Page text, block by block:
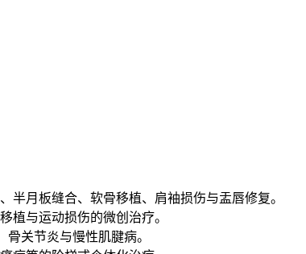
半月板缝合、软骨移植、肩袖损伤与盂唇修复。
植与运动损伤的微创治疗。
关节炎与慢性肌腱病。